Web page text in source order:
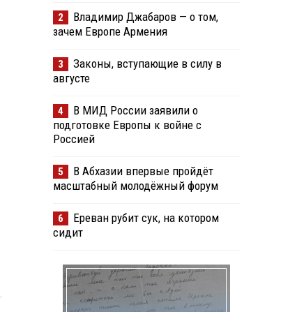
2
Владимир Джабаров — о том,
зачем Европе Армения
3
Законы, вступающие в силу в
августе
4
В МИД России заявили о
подготовке Европы к войне с
Россией
5
В Абхазии впервые пройдёт
масштабный молодёжный форум
6
Ереван рубит сук, на котором
сидит